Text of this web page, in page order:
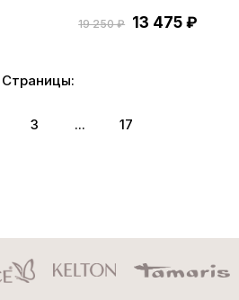
19 250 ₽ 13 475 ₽
Страницы:
3 ... 17